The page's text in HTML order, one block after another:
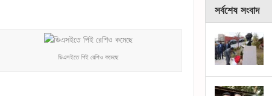
ডিএসইতে পিই রেশিও কমেছে
সর্বশেষ সংবাদ